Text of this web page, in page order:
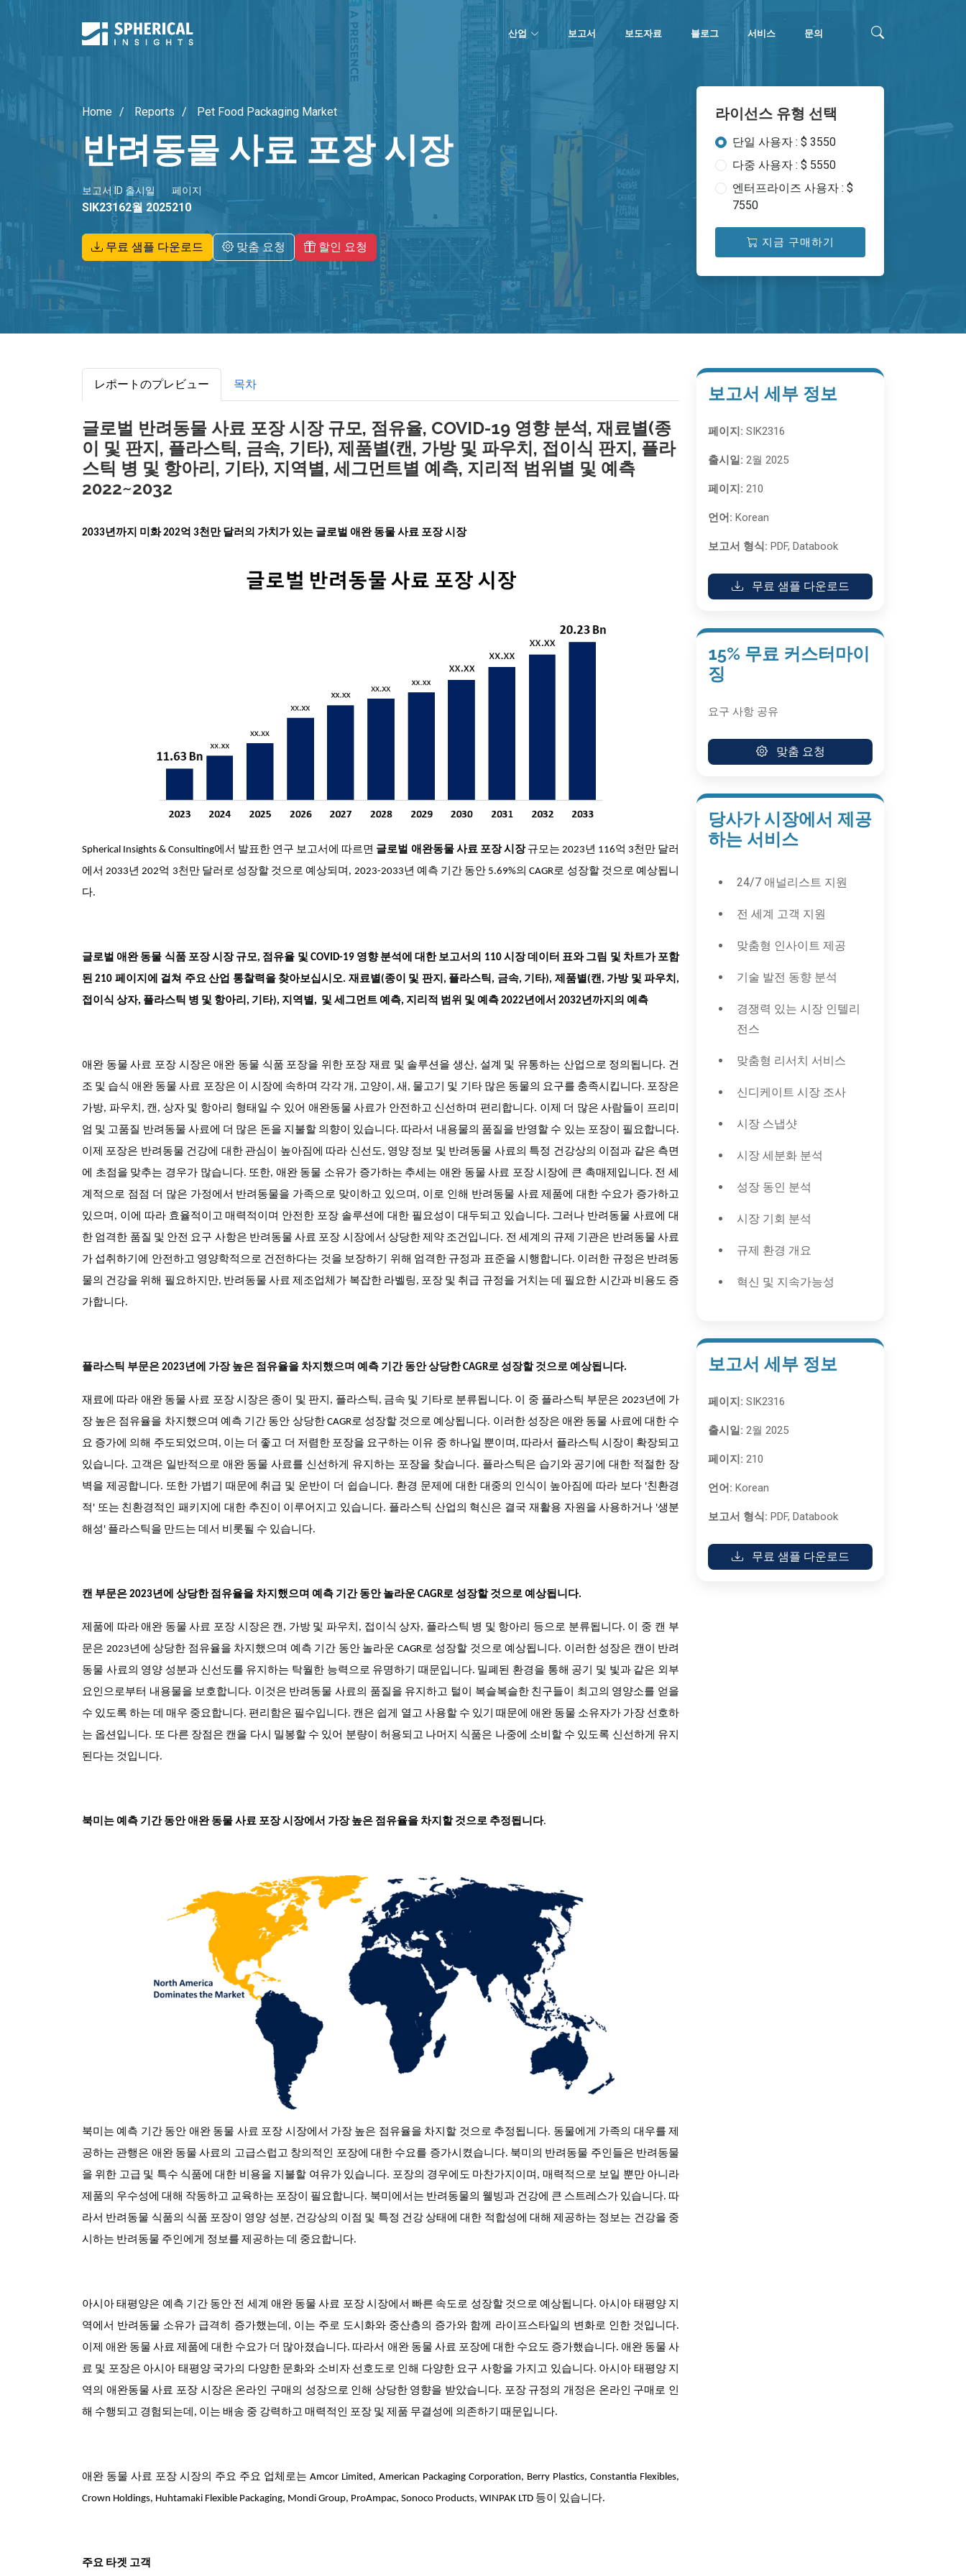
산업 보고서 보도자료 블로그 서비스 문의
Home Reports Pet Food Packaging Market
반려동물 사료 포장 시장
보고서 ID
SIK2316
출시일
2월 2025
페이지
210
무료 샘플 다운로드 맞춤 요청 할인 요청
라이선스 유형 선택
단일 사용자 : $ 3550
다중 사용자 : $ 5550
엔터프라이즈 사용자 : $
7550
지금 구매하기
レポートのプレビュー 목차
글로벌 반려동물 사료 포장 시장 규모, 점유율, COVID-19 영향 분석, 재료별(종
이 및 판지, 플라스틱, 금속, 기타), 제품별(캔, 가방 및 파우치, 접이식 판지, 플라
스틱 병 및 항아리, 기타), 지역별, 세그먼트별 예측, 지리적 범위별 및 예측
2022~2032
2033년까지 미화 202억 3천만 달러의 가치가 있는 글로벌 애완 동물 사료 포장 시장
Spherical Insights & Consulting에서 발표한 연구 보고서에 따르면 글로벌 애완동물 사료 포장 시장규모는 2023년 116억 3천만 달러
에서 2033년 202억 3천만 달러로 성장할 것으로 예상되며, 2023-2033년 예측 기간 동안 5.69%의 CAGR로 성장할 것으로 예상됩니
다.
글로벌 애완 동물 식품 포장 시장 규모, 점유율 및 COVID-19 영향 분석에 대한 보고서의 110 시장 데이터 표와 그림 및 차트가 포함
된 210 페이지에 걸쳐 주요 산업 통찰력을 찾아보십시오. 재료별(종이 및 판지, 플라스틱, 금속, 기타), 제품별(캔, 가방 및 파우치,
접이식 상자, 플라스틱 병 및 항아리, 기타), 지역별, 및 세그먼트 예측, 지리적 범위 및 예측 2022년에서 2032년까지의 예측
애완 동물 사료 포장 시장은 애완 동물 식품 포장을 위한 포장 재료 및 솔루션을 생산, 설계 및 유통하는 산업으로 정의됩니다. 건
조 및 습식 애완 동물 사료 포장은 이 시장에 속하며 각각 개, 고양이, 새, 물고기 및 기타 많은 동물의 요구를 충족시킵니다. 포장은
가방, 파우치, 캔, 상자 및 항아리 형태일 수 있어 애완동물 사료가 안전하고 신선하며 편리합니다. 이제 더 많은 사람들이 프리미
엄 및 고품질 반려동물 사료에 더 많은 돈을 지불할 의향이 있습니다. 따라서 내용물의 품질을 반영할 수 있는 포장이 필요합니다.
이제 포장은 반려동물 건강에 대한 관심이 높아짐에 따라 신선도, 영양 정보 및 반려동물 사료의 특정 건강상의 이점과 같은 측면
에 초점을 맞추는 경우가 많습니다. 또한, 애완 동물 소유가 증가하는 추세는 애완 동물 사료 포장 시장에 큰 촉매제입니다. 전 세
계적으로 점점 더 많은 가정에서 반려동물을 가족으로 맞이하고 있으며, 이로 인해 반려동물 사료 제품에 대한 수요가 증가하고
있으며, 이에 따라 효율적이고 매력적이며 안전한 포장 솔루션에 대한 필요성이 대두되고 있습니다. 그러나 반려동물 사료에 대
한 엄격한 품질 및 안전 요구 사항은 반려동물 사료 포장 시장에서 상당한 제약 조건입니다. 전 세계의 규제 기관은 반려동물 사료
가 섭취하기에 안전하고 영양학적으로 건전하다는 것을 보장하기 위해 엄격한 규정과 표준을 시행합니다. 이러한 규정은 반려동
물의 건강을 위해 필요하지만, 반려동물 사료 제조업체가 복잡한 라벨링, 포장 및 취급 규정을 거치는 데 필요한 시간과 비용도 증
가합니다.
플라스틱 부문은 2023년에 가장 높은 점유율을 차지했으며 예측 기간 동안 상당한 CAGR로 성장할 것으로 예상됩니다.
재료에 따라 애완 동물 사료 포장 시장은 종이 및 판지, 플라스틱, 금속 및 기타로 분류됩니다. 이 중 플라스틱 부문은 2023년에 가
장 높은 점유율을 차지했으며 예측 기간 동안 상당한 CAGR로 성장할 것으로 예상됩니다. 이러한 성장은 애완 동물 사료에 대한 수
요 증가에 의해 주도되었으며, 이는 더 좋고 더 저렴한 포장을 요구하는 이유 중 하나일 뿐이며, 따라서 플라스틱 시장이 확장되고
있습니다. 고객은 일반적으로 애완 동물 사료를 신선하게 유지하는 포장을 찾습니다. 플라스틱은 습기와 공기에 대한 적절한 장
벽을 제공합니다. 또한 가볍기 때문에 취급 및 운반이 더 쉽습니다. 환경 문제에 대한 대중의 인식이 높아짐에 따라 보다 '친환경
적' 또는 친환경적인 패키지에 대한 추진이 이루어지고 있습니다. 플라스틱 산업의 혁신은 결국 재활용 자원을 사용하거나 '생분
해성' 플라스틱을 만드는 데서 비롯될 수 있습니다.
캔 부문은 2023년에 상당한 점유율을 차지했으며 예측 기간 동안 놀라운 CAGR로 성장할 것으로 예상됩니다.
제품에 따라 애완 동물 사료 포장 시장은 캔, 가방 및 파우치, 접이식 상자, 플라스틱 병 및 항아리 등으로 분류됩니다. 이 중 캔 부
문은 2023년에 상당한 점유율을 차지했으며 예측 기간 동안 놀라운 CAGR로 성장할 것으로 예상됩니다. 이러한 성장은 캔이 반려
동물 사료의 영양 성분과 신선도를 유지하는 탁월한 능력으로 유명하기 때문입니다. 밀폐된 환경을 통해 공기 및 빛과 같은 외부
요인으로부터 내용물을 보호합니다. 이것은 반려동물 사료의 품질을 유지하고 털이 복슬복슬한 친구들이 최고의 영양소를 얻을
수 있도록 하는 데 매우 중요합니다. 편리함은 필수입니다. 캔은 쉽게 열고 사용할 수 있기 때문에 애완 동물 소유자가 가장 선호하
는 옵션입니다. 또 다른 장점은 캔을 다시 밀봉할 수 있어 분량이 허용되고 나머지 식품은 나중에 소비할 수 있도록 신선하게 유지
된다는 것입니다.
북미는 예측 기간 동안 애완 동물 사료 포장 시장에서 가장 높은 점유율을 차지할 것으로 추정됩니다.
북미는 예측 기간 동안 애완 동물 사료 포장 시장에서 가장 높은 점유율을 차지할 것으로 추정됩니다. 동물에게 가족의 대우를 제
공하는 관행은 애완 동물 사료의 고급스럽고 창의적인 포장에 대한 수요를 증가시켰습니다. 북미의 반려동물 주인들은 반려동물
을 위한 고급 및 특수 식품에 대한 비용을 지불할 여유가 있습니다. 포장의 경우에도 마찬가지이며, 매력적으로 보일 뿐만 아니라
제품의 우수성에 대해 작동하고 교육하는 포장이 필요합니다. 북미에서는 반려동물의 웰빙과 건강에 큰 스트레스가 있습니다. 따
라서 반려동물 식품의 식품 포장이 영양 성분, 건강상의 이점 및 특정 건강 상태에 대한 적합성에 대해 제공하는 정보는 건강을 중
시하는 반려동물 주인에게 정보를 제공하는 데 중요합니다.
아시아 태평양은 예측 기간 동안 전 세계 애완 동물 사료 포장 시장에서 빠른 속도로 성장할 것으로 예상됩니다. 아시아 태평양 지
역에서 반려동물 소유가 급격히 증가했는데, 이는 주로 도시화와 중산층의 증가와 함께 라이프스타일의 변화로 인한 것입니다.
이제 애완 동물 사료 제품에 대한 수요가 더 많아졌습니다. 따라서 애완 동물 사료 포장에 대한 수요도 증가했습니다. 애완 동물 사
료 및 포장은 아시아 태평양 국가의 다양한 문화와 소비자 선호도로 인해 다양한 요구 사항을 가지고 있습니다. 아시아 태평양 지
역의 애완동물 사료 포장 시장은 온라인 구매의 성장으로 인해 상당한 영향을 받았습니다. 포장 규정의 개정은 온라인 구매로 인
해 수행되고 경험되는데, 이는 배송 중 강력하고 매력적인 포장 및 제품 무결성에 의존하기 때문입니다.
애완 동물 사료 포장 시장의 주요 주요 업체로는 Amcor Limited, American Packaging Corporation, Berry Plastics, Constantia Flexibles,
Crown Holdings, Huhtamaki Flexible Packaging, Mondi Group, ProAmpac, Sonoco Products, WINPAK LTD 등이 있습니다.
주요 타겟 고객
보고서 세부 정보
페이지: SIK2316
출시일: 2월 2025
페이지: 210
언어: Korean
보고서 형식: PDF, Databook
무료 샘플 다운로드
15% 무료 커스터마이
징
요구 사항 공유
맞춤 요청
당사가 시장에서 제공
하는 서비스
24/7 애널리스트 지원
전 세계 고객 지원
맞춤형 인사이트 제공
기술 발전 동향 분석
경쟁력 있는 시장 인텔리
전스
맞춤형 리서치 서비스
신디케이트 시장 조사
시장 스냅샷
시장 세분화 분석
성장 동인 분석
시장 기회 분석
규제 환경 개요
혁신 및 지속가능성
보고서 세부 정보
페이지: SIK2316
출시일: 2월 2025
페이지: 210
언어: Korean
보고서 형식: PDF, Databook
무료 샘플 다운로드